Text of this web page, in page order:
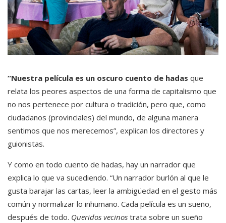
“Nuestra película es un oscuro cuento de hadas que
relata los peores aspectos de una forma de capitalismo que
no nos pertenece por cultura o tradición, pero que, como
ciudadanos (provinciales) del mundo, de alguna manera
sentimos que nos merecemos”, explican los directores y
guionistas.
Y como en todo cuento de hadas, hay un narrador que
explica lo que va sucediendo. “Un narrador burlón al que le
gusta barajar las cartas, leer la ambigüedad en el gesto más
común y normalizar lo inhumano. Cada película es un sueño,
después de todo. Queridos vecinos trata sobre un sueño